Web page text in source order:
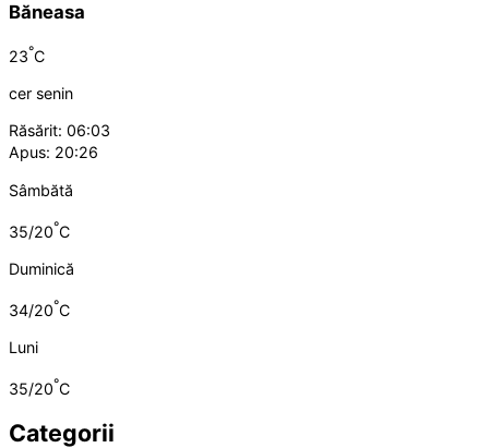
Băneasa
23°C
cer senin
Răsărit: 06:03
Apus: 20:26
Sâmbătă
35/20°C
Duminică
34/20°C
Luni
35/20°C
Categorii